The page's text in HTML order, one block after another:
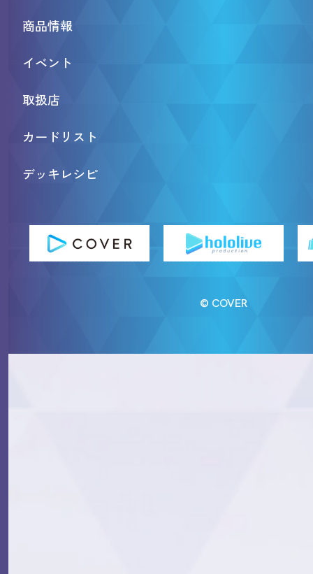
商品情報
イベント
取扱店
カードリスト
デッキレシピ
© COVER